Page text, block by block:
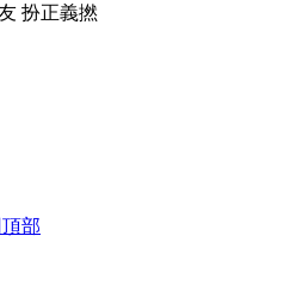
扮正義撚
部